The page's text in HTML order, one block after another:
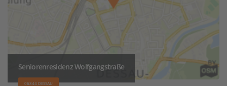
Seniorenresidenz Wolfgangstraße
06844 DESSAU